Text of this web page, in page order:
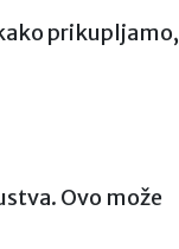
prikupljamo,
Ovo može